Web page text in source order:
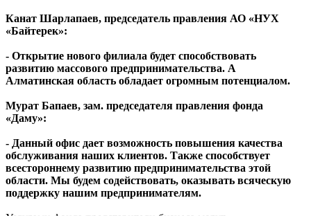
Канат Шарлапаев, председатель правления АО «НУХ
«Байтерек»:
- Открытие нового филиала будет способствовать
развитию массового предпринимательства. А
Алматинская область обладает огромным потенциалом.
Мурат Бапаев, зам. председателя правления фонда
«Даму»:
- Данный офис дает возможность повышения качества
обслуживания наших клиентов. Также способствует
всестороннему развитию предпринимательства этой
области. Мы будем содействовать, оказывать всяческую
поддержку нашим предпринимателям.